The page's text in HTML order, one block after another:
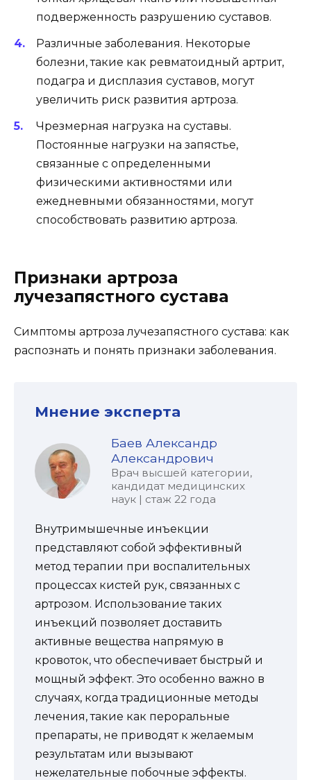
подверженность разрушению суставов.
Различные заболевания. Некоторые
болезни, такие как ревматоидный артрит,
подагра и дисплазия суставов, могут
увеличить риск развития артроза.
Чрезмерная нагрузка на суставы.
Постоянные нагрузки на запястье,
связанные с определенными
физическими активностями или
ежедневными обязанностями, могут
способствовать развитию артроза.
Признаки артроза
лучезапястного сустава
Симптомы артроза лучезапястного сустава: как
распознать и понять признаки заболевания.
Мнение эксперта
Баев Александр
Александрович
Врач высшей категории,
кандидат медицинских
наук | стаж 22 года
Внутримышечные инъекции
представляют собой эффективный
метод терапии при воспалительных
процессах кистей рук, связанных с
артрозом. Использование таких
инъекций позволяет доставить
активные вещества напрямую в
кровоток, что обеспечивает быстрый и
мощный эффект. Это особенно важно в
случаях, когда традиционные методы
лечения, такие как пероральные
препараты, не приводят к желаемым
результатам или вызывают
нежелательные побочные эффекты.